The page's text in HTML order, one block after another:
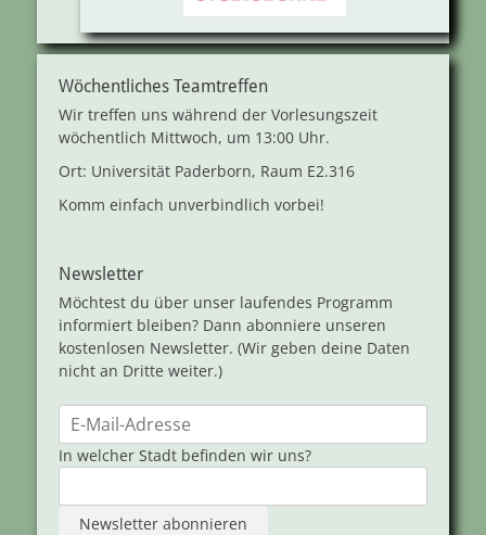
Wöchentliches Teamtreffen
Wir treffen uns während der Vorlesungszeit
wöchentlich Mittwoch, um 13:00 Uhr.
Ort: Universität Paderborn, Raum E2.316
Komm einfach unverbindlich vorbei!
Newsletter
Möchtest du über unser laufendes Programm
informiert bleiben? Dann abonniere unseren
kostenlosen Newsletter. (Wir geben deine Daten
nicht an Dritte weiter.)
In welcher Stadt befinden wir uns?